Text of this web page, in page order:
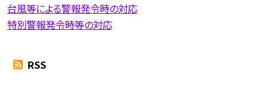
台風等による警報発令時の対応
特別警報発令時等の対応
RSS